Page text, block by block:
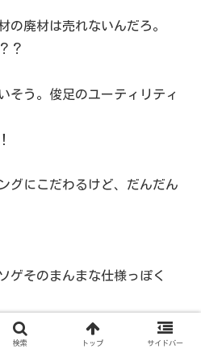
の廃材は売れないんだろ。
？
そう。俊足のユーティリティ
グにこだわるけど、だんだん
ゲそのまんまな仕様っぽく
検索 トップ サイドバー